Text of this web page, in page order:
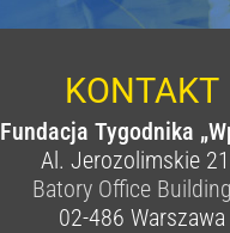
KONTAKT
Fundacja Tygodnika
Al. Jerozolimskie
Batory Office
02-486 Warszawa